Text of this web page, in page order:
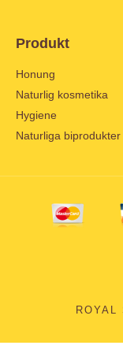
Produkt
Honung
Naturlig kosmetika
Hygiene
Naturliga biprodukter